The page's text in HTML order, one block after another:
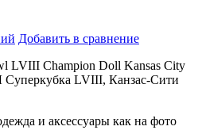
Добавить в сравнение
LVIII Champion Doll Kansas City
LVIII, Канзас-Сити
и аксессуары как на фото